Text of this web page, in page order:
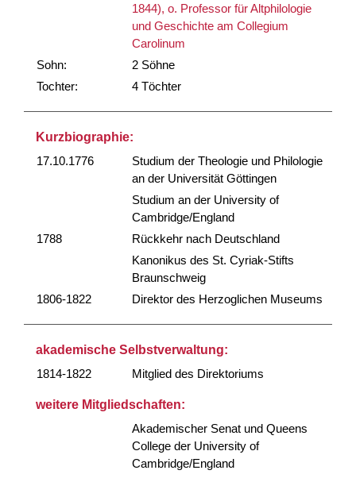
1844), o. Professor für Altphilologie
und Geschichte am Collegium
Carolinum
Sohn:
2 Söhne
Tochter:
4 Töchter
Kurzbiographie:
17.10.1776
Studium der Theologie und Philologie
an der Universität Göttingen
Studium an der University of
Cambridge/England
1788
Rückkehr nach Deutschland
Kanonikus des St. Cyriak-Stifts
Braunschweig
1806-1822
Direktor des Herzoglichen Museums
akademische Selbstverwaltung:
1814-1822
Mitglied des Direktoriums
weitere Mitgliedschaften:
Akademischer Senat und Queens
College der University of
Cambridge/England